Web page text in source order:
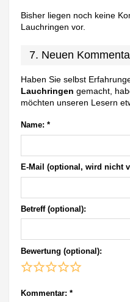
Bisher liegen noch keine
Lauchringen vor.
7. Neuen
Haben Sie selbst
Lauchringen gemacht,
möchten unseren Lesern
Name: *
E-Mail (optional, wird nicht
Betreff (optional):
Bewertung (optional):
Kommentar: *